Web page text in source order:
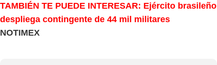
TAMBIÉN TE PUEDE INTERESAR: Ejército brasileño
despliega contingente de 44 mil militares
NOTIMEX